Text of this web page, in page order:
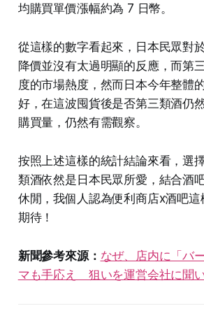
均購買單價漲幅約為 7 日幣。
從這樣的數字看起來，日本民眾對
降價並沒有太過明顯的反應，而第
度的市場熱度，然而日本今年整體
好，在這波囤貨後是否第三類酒仍
購買量，仍然有需觀察。
按照上述這樣的統計結論來看，選
類酒依然是日本民眾所愛，結合酒
休閒，我個人認為便利商店x酒吧
期待！
新聞參考來源： なぜ、店内に「バ
マも手応え 狙いを運営会社に聞